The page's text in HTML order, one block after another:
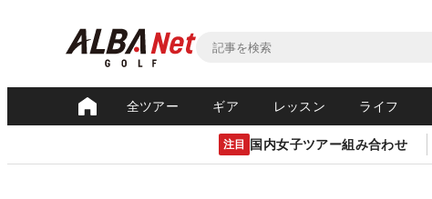
全ツアー ギア レッスン ライフ
注目 国内女子ツアー組み合わせ